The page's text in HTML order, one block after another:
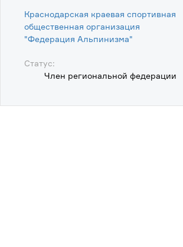
Краснодарская краевая спортивная
общественная организация
"Федерация Альпинизма"
Статус:
Член региональной федерации